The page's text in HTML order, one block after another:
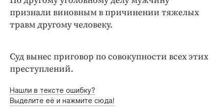
признали виновным в причинении тяжелых
травм другому человеку.
Суд вынес приговор по совокупности всех этих
преступлений.
Нашли в тексте ошибку?
Выделите её и нажмите сюда!